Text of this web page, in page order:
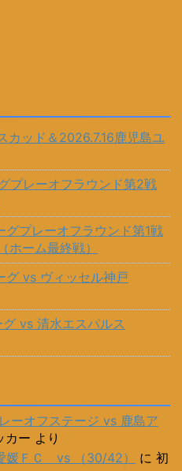
ッド＆2026.7.16鹿児島ユ
プレーオフラウンド第2戦
プレーオフラウンド第1戦
ーム最終戦）
vs ヴィッセル神戸
vs 清水エスパルス
ーオフステージ vs 鹿島ア
カー より
媛ＦＣ vs （30/42）
に 初